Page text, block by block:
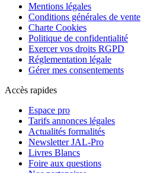
Mentions légales
Conditions générales de vente
Charte Cookies
Politique de confidentialité
Exercer vos droits RGPD
Réglementation légale
Gérer mes consentements
Accès rapides
Espace pro
Tarifs annonces légales
Actualités formalités
Newsletter JAL-Pro
Livres Blancs
Foire aux questions